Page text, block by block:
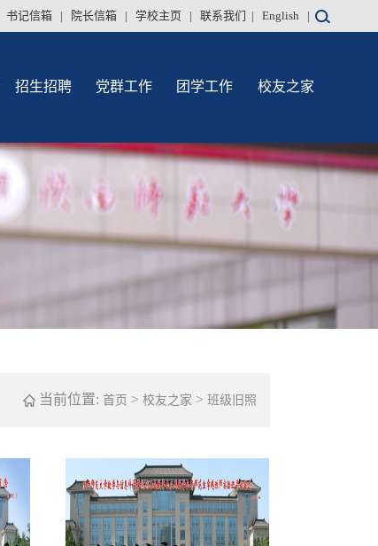
书记信箱 | 院长信箱 |学校主页 |联系我们 |English |
招生招聘 党群工作 团学工作 校友之家
当前位置: 首页 > 校友之家 > 班级旧照